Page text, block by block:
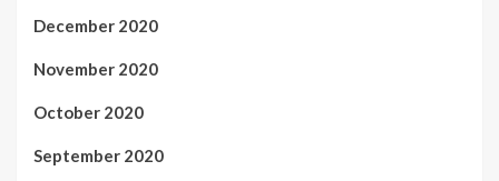
December 2020
November 2020
October 2020
September 2020